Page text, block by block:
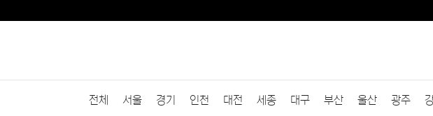
전체 서울 경기 인천 대전 세종 대구 부산 울산 광주